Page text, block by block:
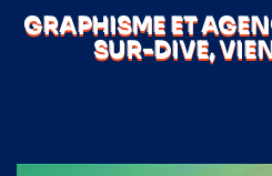
GRAPHISME ET
SUR-DIVE,